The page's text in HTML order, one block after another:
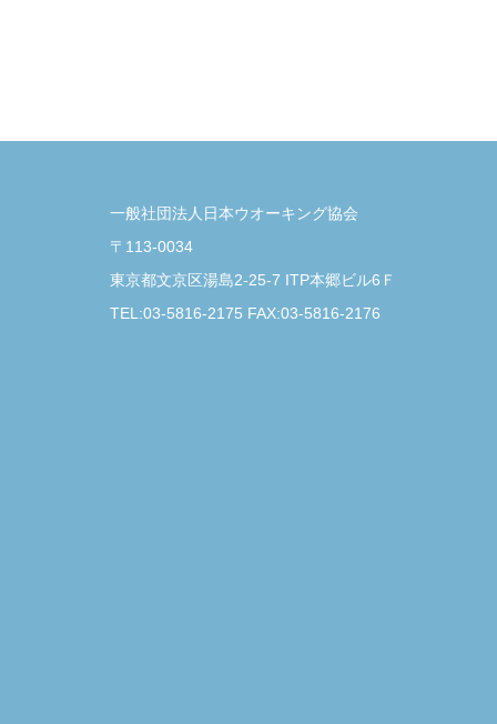
一般社団法人日本ウオーキング協会
〒113-0034
東京都文京区湯島2-25-7 ITP本郷ビル6Ｆ
TEL:03-5816-2175 FAX:03-5816-2176